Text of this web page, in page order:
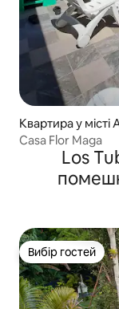
Квартира у місті
Casa Flor Maga
Los
Вибір гостей
Вибір гостей